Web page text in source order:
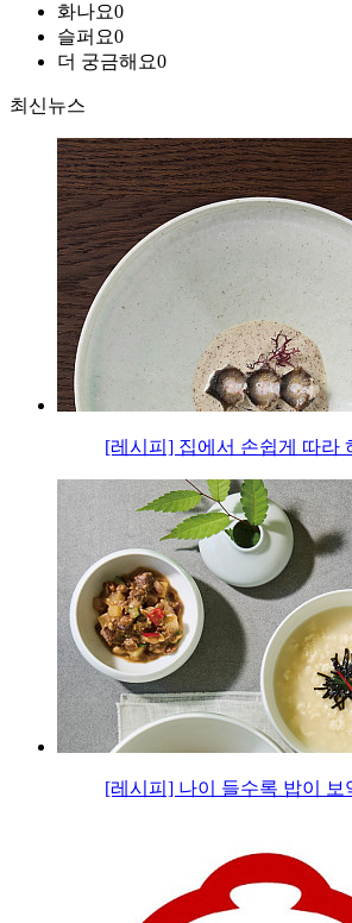
화나요0
슬퍼요0
더 궁금해요0
최신뉴스
[레시피] 집에서 손쉽게 따라
[레시피] 나이 들수록 밥이 보